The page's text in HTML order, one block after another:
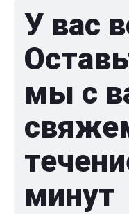
У вас
мы с
минут